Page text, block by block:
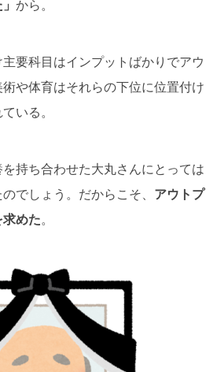
から。
要科目はインプットばかりでアウ
術や体育はそれらの下位に位置付け
いる。
持ち合わせた大丸さんにとっては
でしょう。だからこそ、 アウトプ
めた。